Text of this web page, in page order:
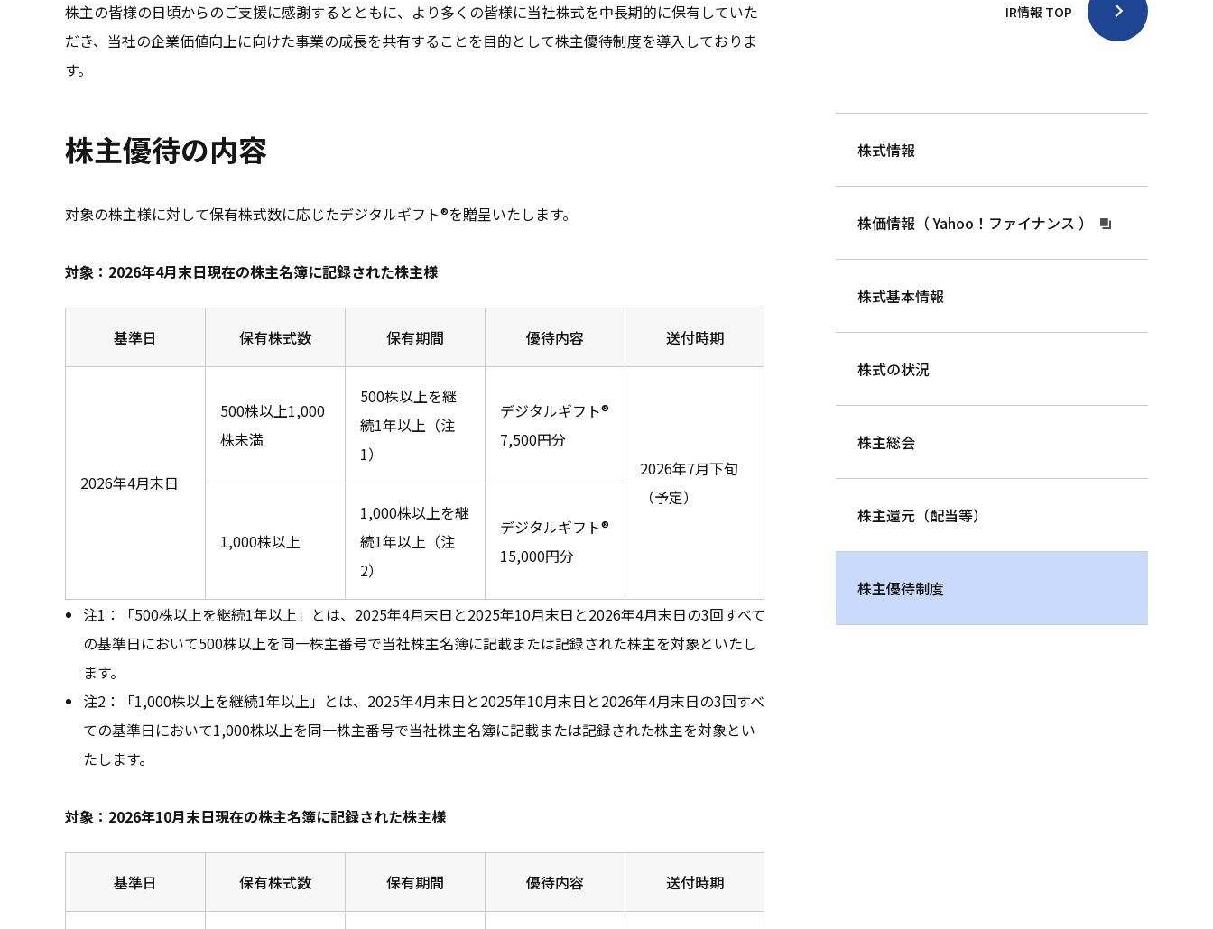
株主の皆様の日頃からのご支援に感謝するとともに、より多くの皆様に当社株式を中長期的に保有していた
だき、当社の企業価値向上に向けた事業の成長を共有することを目的として株主優待制度を導入しておりま
す。
株主優待の内容
対象の株主様に対して保有株式数に応じたデジタルギフト®を贈呈いたします。
対象：2026年4月末日現在の株主名簿に記録された株主様
基準日 保有株式数 保有期間 優待内容 送付時期
2026年4月末日
500株以上1,000
株未満
500株以上を継
続1年以上（注
1）
デジタルギフト®
7,500円分
2026年7月下旬
（予定）
1,000株以上
1,000株以上を継
続1年以上（注
2）
デジタルギフト®
15,000円分
注1：「500株以上を継続1年以上」とは、2025年4月末日と2025年10月末日と2026年4月末日の3回すべて
の基準日において500株以上を同一株主番号で当社株主名簿に記載または記録された株主を対象といたし
ます。
注2：「1,000株以上を継続1年以上」とは、2025年4月末日と2025年10月末日と2026年4月末日の3回すべ
ての基準日において1,000株以上を同一株主番号で当社株主名簿に記載または記録された株主を対象とい
たします。
対象：2026年10月末日現在の株主名簿に記録された株主様
基準日 保有株式数 保有期間 優待内容 送付時期
IR情報 TOP
株式情報
株価情報（ Yahoo！ファイナンス ）
株式基本情報
株式の状況
株主総会
株主還元（配当等）
株主優待制度